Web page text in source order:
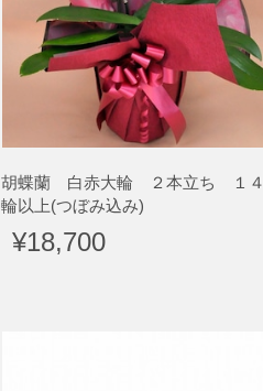
胡蝶蘭 白赤大輪 ２本立ち １４
輪以上(つぼみ込み)
¥18,700